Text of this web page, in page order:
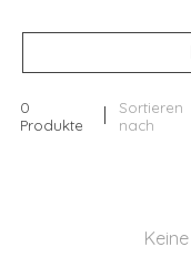
0
Produkte
Sortieren
nach